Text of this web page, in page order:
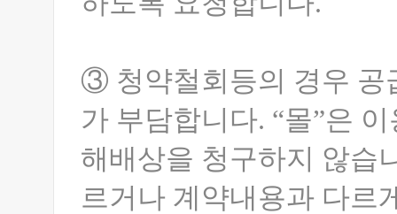
③ 청약철회등의 경우 공
가 부담합니다. “몰”은
해배상을 청구하지 않습
르거나 계약내용과 다르